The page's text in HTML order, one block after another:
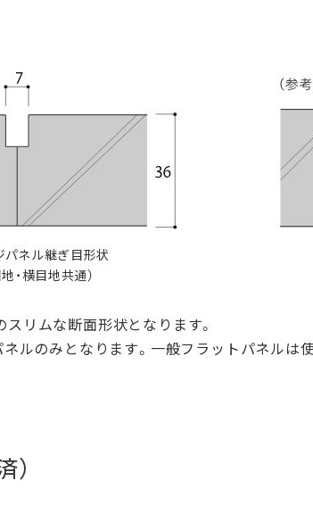
パネル継ぎ目形状
地・横目地共通）
スリムな断面形状となります。
ルのみとなります。一般フラットパネルは